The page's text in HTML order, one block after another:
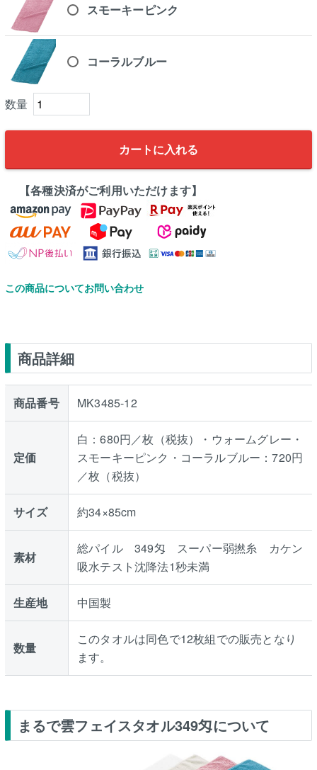
スモーキーピンク
コーラルブルー
カートに入れる
【各種決済がご利用いただけます】
この商品についてお問い合わせ
商品詳細
商品番号 MK3485-12
定価
白：680円／枚（税抜）・ウォームグレー・
スモーキーピンク・コーラルブルー：720円
／枚（税抜）
サイズ 約34×85cm
素材
総パイル 349匁 スーパー弱撚糸 カケン
吸水テスト沈降法1秒未満
生産地 中国製
数量
このタオルは同色で12枚組での販売となり
ます。
まるで雲フェイスタオル349匁について